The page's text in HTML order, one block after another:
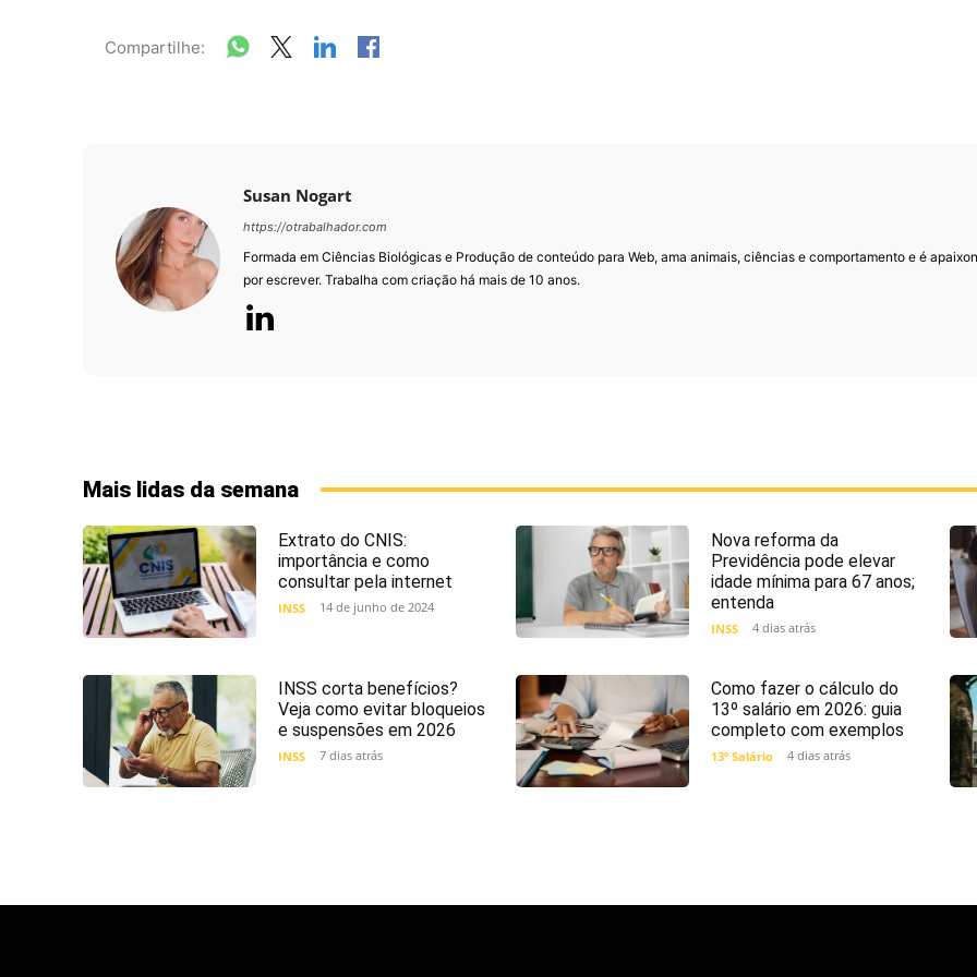
Compartilhe:
Susan Nogart
https://otrabalhador.com
Formada em Ciências Biológicas e Produção de conteúdo para Web, ama animais, ciências e comportamento e é
por escrever. Trabalha com criação há mais de 10 anos.
Mais lidas da semana
Extrato do CNIS:
importância e como
consultar pela internet
INSS 14 de junho de 2024
Nova reforma da
Previdência pode elevar
idade mínima para 67 anos;
entenda
INSS 4 dias atrás
INSS corta benefícios?
Veja como evitar bloqueios
e suspensões em 2026
INSS 7 dias atrás
Como fazer o cálculo do
13º salário em 2026: guia
completo com exemplos
13º Salário 4 dias atrás